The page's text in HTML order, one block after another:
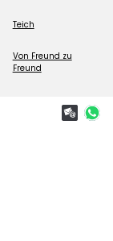
Teich
Von Freund zu
Freund